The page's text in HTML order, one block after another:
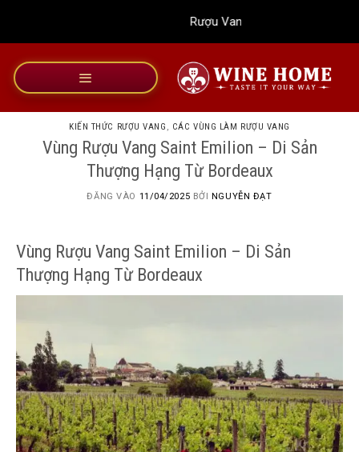
dung
Rượu Vang Wine Home
KIẾN THỨC RƯỢU VANG , CÁC VÙNG LÀM RƯỢU VANG
Vùng Rượu Vang Saint Emilion – Di Sản
Thượng Hạng Từ Bordeaux
ĐĂNG VÀO 11/04/2025 BỞI NGUYỄN ĐẠT
Vùng Rượu Vang Saint Emilion – Di Sản
Thượng Hạng Từ Bordeaux